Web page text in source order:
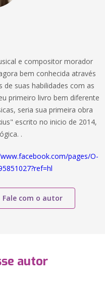
e compositor morador
bem conhecida através
de suas habilidades com as
primeiro livro bem diferente
seria sua primeira obra
escrito no inicio de 2014,
.
pages/O-
Fale com o autor
autor